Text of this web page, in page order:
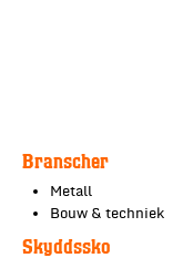
Branscher
Metall
Bouw & techniek
Skyddssko